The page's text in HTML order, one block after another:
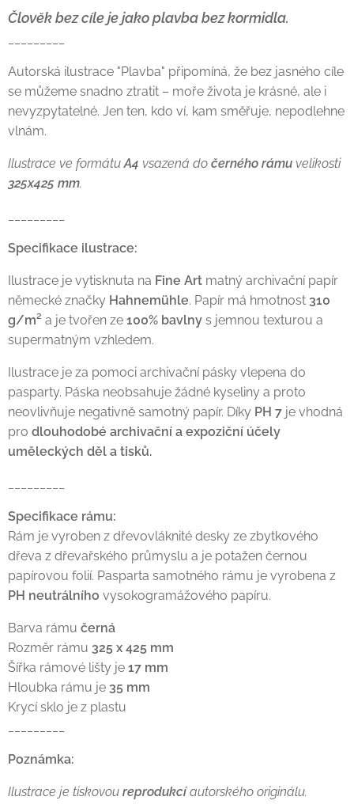
Člověk bez cíle je jako plavba bez kormidla.
Autorská ilustrace "Plavba" připomíná, že bez jasného cíle
se můžeme snadno ztratit – moře života je krásné, ale i
nevyzpytatelné. Jen ten, kdo ví, kam směřuje, nepodlehne
vlnám.
Ilustrace ve formátuA4 vsazená do černého rámu velikosti
325x425 mm.
Specifikace ilustrace:
Ilustrace je vytisknuta na Fine Art matný archivační papír
německé značky Hahnemühle. Papír má hmotnost 310
g/m² a je tvořen ze 100% bavlny s jemnou texturou a
supermatným vzhledem.
Ilustrace je za pomoci archivační pásky vlepena do
pasparty. Páska neobsahuje žádné kyseliny a proto
neovlivňuje negativně samotný papír. Díky PH 7 je vhodná
pro dlouhodobé archivační a expoziční účely
uměleckých děl a tisků.
Specifikace rámu:
Rám je vyroben z dřevovláknité desky ze zbytkového
dřeva z dřevařského průmyslu a je potažen černou
papírovou folií. Pasparta samotného rámu je vyrobena z
PH neutrálního vysokogramážového papíru.
Barva rámu černá
Rozměr rámu 325 x 425 mm
Šířka rámové lišty je 17 mm
Hloubka rámu je 35 mm
Krycí sklo je z plastu
Poznámka:
Ilustrace je tiskovou reprodukcíautorského originálu.